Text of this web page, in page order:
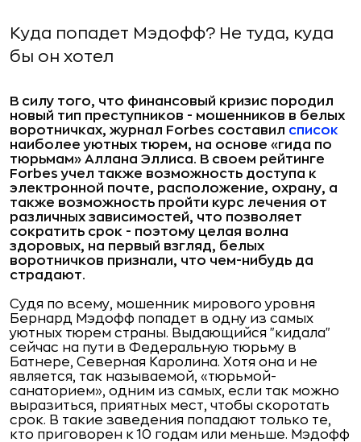
Куда попадет Мэдофф? Не туда, куда
бы он хотел
В силу того, что финансовый кризис породил
новый тип преступников - мошенников в белых
воротничках, журнал Forbes составил список
наиболее уютных тюрем, на основе «гида по
тюрьмам» Аллана Эллиса. В своем рейтинге
Forbes учел также возможность доступа к
электронной почте, расположение, охрану, а
также возможность пройти курс лечения от
различных зависимостей, что позволяет
сократить срок - поэтому целая волна
здоровых, на первый взгляд, белых
воротничков признали, что чем-нибудь да
страдают.
Судя по всему, мошенник мирового уровня
Бернард Мэдофф попадет в одну из самых
уютных тюрем страны. Выдающийся "кидала"
сейчас на пути в Федеральную тюрьму в
Батнере, Северная Каролина. Хотя она и не
является, так называемой, «тюрьмой-
санаторием», одним из самых, если так можно
выразиться, приятных мест, чтобы скоротать
срок. В такие заведения попадают только те,
кто приговорен к 10 годам или меньше. Мэдофф